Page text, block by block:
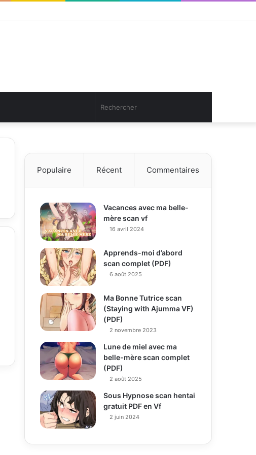
Article
Populaire Récent Commentaires
Vacances avec ma belle-
mère scan vf
16 avril 2024
Apprends-moi d’abord
scan complet (PDF)
6 août 2025
Ma Bonne Tutrice scan
(Staying with Ajumma VF)
(PDF)
2 novembre 2023
Lune de miel avec ma
belle-mère scan complet
(PDF)
2 août 2025
Sous Hypnose scan hentai
gratuit PDF en Vf
2 juin 2024